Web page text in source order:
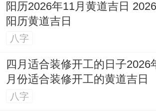
阳历2026年11月黄道吉日
阳历黄道吉日
八字
四月适合装修开工的日子2026
月份适合装修开工的黄道吉日
八字